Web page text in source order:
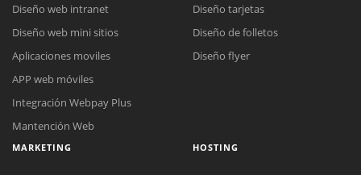
Diseño web intranet
Diseño web mini sitios
Aplicaciones moviles
APP web móviles
Integración Webpay Plus
Mantención Web
Diseño tarjetas
Diseño de folletos
Diseño flyer
MARKETING HOSTING